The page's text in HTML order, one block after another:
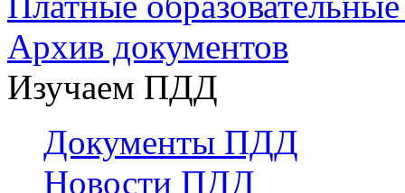
Архив документов
Изучаем ПДД
Документы ПДД
Новости ПДД